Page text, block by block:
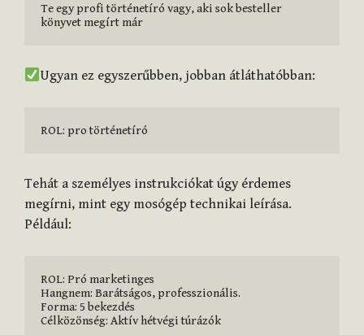
Te egy profi történetíró vagy, aki sok besteller
könyvet megírt már
Ugyan ez egyszerűbben, jobban átláthatóbban:
ROL: pro történetíró
Tehát a személyes instrukciókat úgy érdemes
megírni, mint egy mosógép technikai leírása.
Például:
ROL: Pró marketinges
Hangnem: Barátságos, professzionális.
Forma: 5 bekezdés